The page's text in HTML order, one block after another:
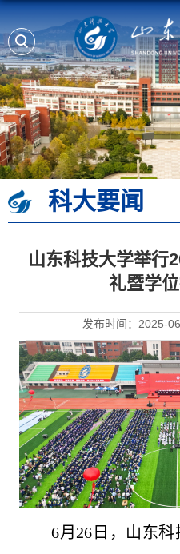
科大要闻
山东科技大学举行
礼暨学
发布时间：2025-
6月26日，山东